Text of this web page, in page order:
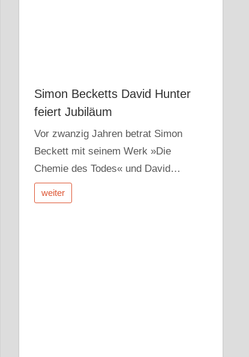
Simon Becketts David Hunter
feiert Jubiläum
Vor zwanzig Jahren betrat Simon
Beckett mit seinem Werk »Die
Chemie des Todes« und David…
weiter